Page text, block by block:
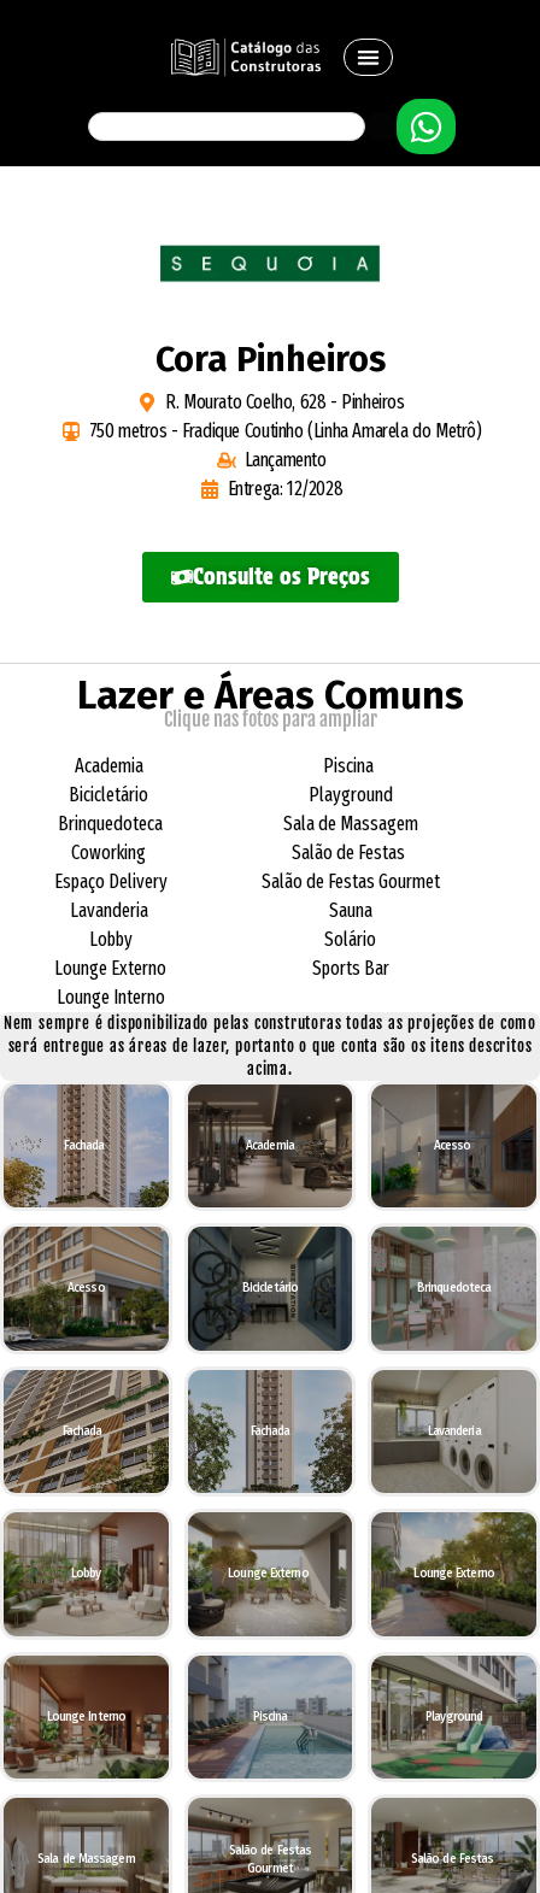
Cora Pinheiros
R. Mourato Coelho, 628 - Pinheiros
750 metros - Fradique Coutinho (Linha Amarela do Metrô)
Lançamento
Entrega: 12/2028
Consulte os Preços
Lazer e Áreas Comuns
Clique nas fotos para ampliar
Academia
Bicicletário
Brinquedoteca
Coworking
Espaço Delivery
Lavanderia
Lobby
Lounge Externo
Lounge Interno
Piscina
Playground
Sala de Massagem
Salão de Festas
Salão de Festas Gourmet
Sauna
Solário
Sports Bar
Nem sempre é disponibilizado pelas construtoras todas as projeções de como
será entregue as áreas de lazer, portanto o que conta são os itens descritos
acima.
Fachada Academia Acesso
Acesso Bicicletário Brinquedoteca
Fachada Fachada Lavanderia
Lobby Lounge Externo Lounge Externo
Lounge Interno Piscina Playground
Sala de Massagem
Salão de Festas
Gourmet
Salão de Festas